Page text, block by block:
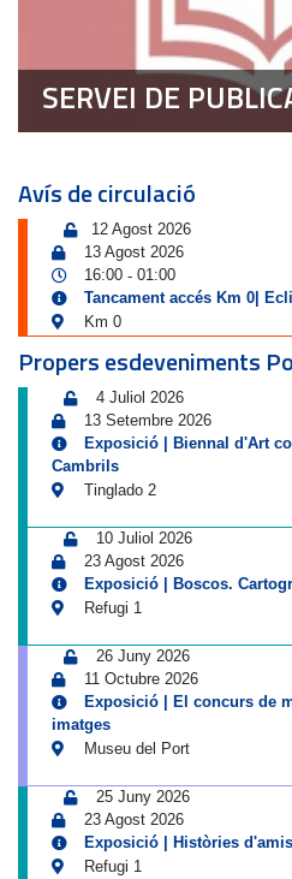
SERVEI DE
Avís de circulació
12 Agost 2026
13 Agost 2026
16:00 - 01:00
Tancament accés Km 0|
Km 0
Propers esdeveniments
4 Juliol 2026
13 Setembre 2026
Exposició | Biennal d'Art
Cambrils
Tinglado 2
10 Juliol 2026
23 Agost 2026
Exposició | Boscos.
Refugi 1
26 Juny 2026
11 Octubre 2026
Exposició | El concurs de
imatges
Museu del Port
25 Juny 2026
23 Agost 2026
Exposició | Històries
Refugi 1